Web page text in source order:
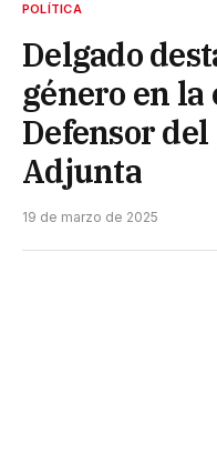
POLÍTICA
Delgado
género en
Defensor
Adjunta
19 de marzo de 2025